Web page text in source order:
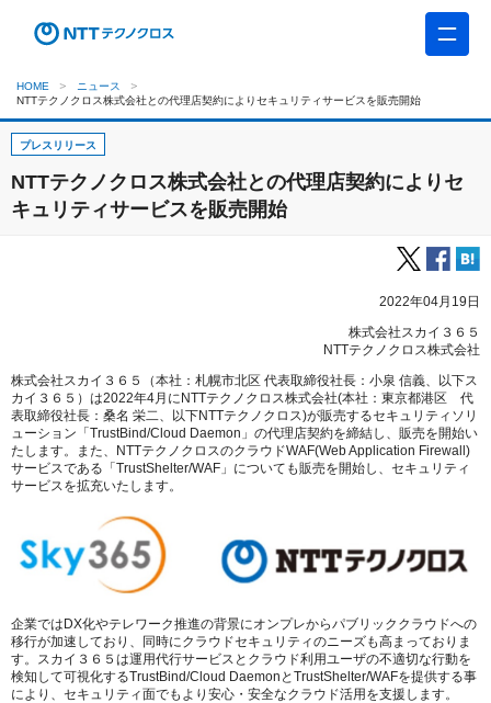
HOME
ニュース
NTTテクノクロス株式会社との代理店契約によりセキュリティサービスを販売開始
プレスリリース
NTTテクノクロス株式会社との代理店契約によりセ
キュリティサービスを販売開始
2022年04月19日
株式会社スカイ３６５
NTTテクノクロス株式会社
株式会社スカイ３６５（本社：札幌市北区 代表取締役社長：小泉 信義、以下ス
カイ３６５）は2022年4月にNTTテクノクロス株式会社(本社：東京都港区 代
表取締役社長：桑名 栄二、以下NTTテクノクロス)が販売するセキュリティソリ
ューション「TrustBind/Cloud Daemon」の代理店契約を締結し、販売を開始い
たします。また、NTTテクノクロスのクラウドWAF(Web Application Firewall)
サービスである「TrustShelter/WAF」についても販売を開始し、セキュリティ
サービスを拡充いたします。
企業ではDX化やテレワーク推進の背景にオンプレからパブリッククラウドへの
移行が加速しており、同時にクラウドセキュリティのニーズも高まっておりま
す。スカイ３６５は運用代行サービスとクラウド利用ユーザの不適切な行動を
検知して可視化するTrustBind/Cloud DaemonとTrustShelter/WAFを提供する事
により、セキュリティ面でもより安心・安全なクラウド活用を支援します。